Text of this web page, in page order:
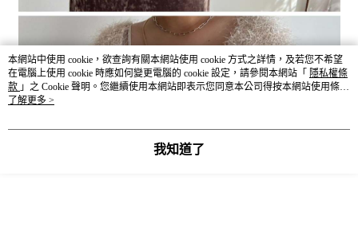
本網站中使用 cookie，欲查詢有關本網站使用 cookie 方式之詳情，及若您不希望
在電腦上使用 cookie 時應如何變更電腦的 cookie 設定，請參閱本網站「 隱私權條
款 」之 Cookie 聲明。您繼續使用本網站即表示您同意本公司得按本網站使用條款
之 Cookie 聲明使用 cookie。
了解更多 >
我知道了